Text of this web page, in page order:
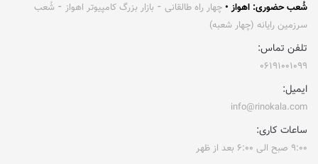
شُعب حضوری: اهواز • چهار راه طالقانی ⁃ بازار بزرگ کامپیوتر اهواز ⁃ شُعب
سرزمین رایانه (چهار شعبه)
تلفن تماس:
۰۶۱۹۱۰۰۱۰۹۹
ایمیل:
info@rinokala.com
ساعات کاری:
۹:۰۰ صبح الی ۶:۰۰ بعد از ظهر